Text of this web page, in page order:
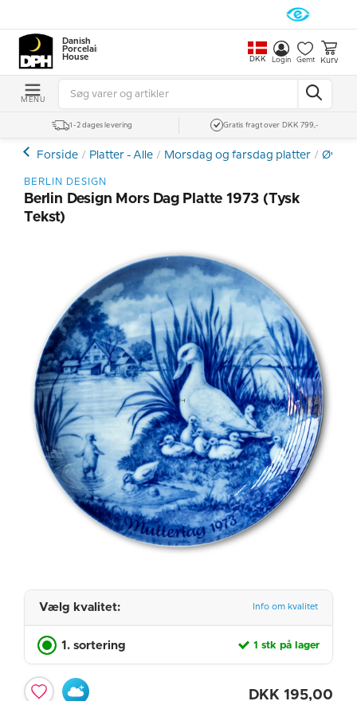
Danish
Porcelain
House
DKK Login Gemt Kurv
MENU
1-2 dages levering Gratis fragt over DKK 799,-
Forside Platter - Alle Morsdag og farsdag platter
BERLIN DESIGN
Berlin Design Mors Dag Platte 1973 (tysk
Tekst)
Vælg kvalitet: Info om kvalitet
1. sortering 1 stk på lager
DKK 195,00